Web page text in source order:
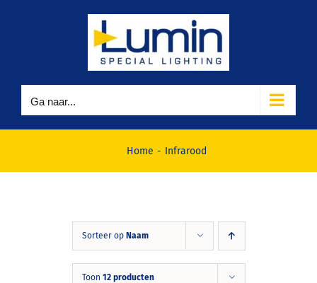
Ga naar...
Home Infrarood
Sorteer op Naam
Toon 12 producten